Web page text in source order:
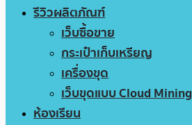
รีวิวผลิตภัณฑ์
เว็บซื้อขาย
กระเป๋าเก็บเหรียญ
เครื่องขุด
เว็บขุดแบบ Cloud Mining
ห้องเรียน